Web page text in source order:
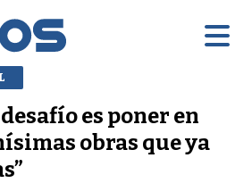
es poner en
obras que ya